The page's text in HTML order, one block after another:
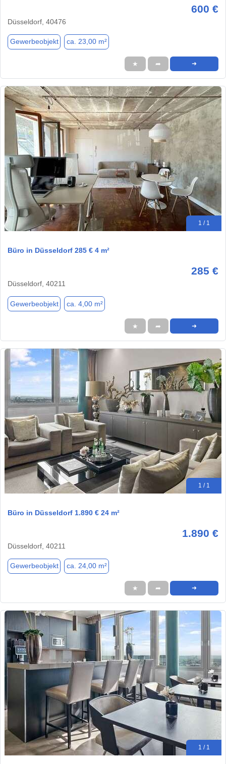
600 €
Düsseldorf, 40476
Gewerbeobjekt ca. 23,00 m²
★ ➦ ➜
1 / 1
Büro in Düsseldorf 285 € 4 m²
285 €
Düsseldorf, 40211
Gewerbeobjekt ca. 4,00 m²
★ ➦ ➜
1 / 1
Büro in Düsseldorf 1.890 € 24 m²
1.890 €
Düsseldorf, 40211
Gewerbeobjekt ca. 24,00 m²
★ ➦ ➜
1 / 1